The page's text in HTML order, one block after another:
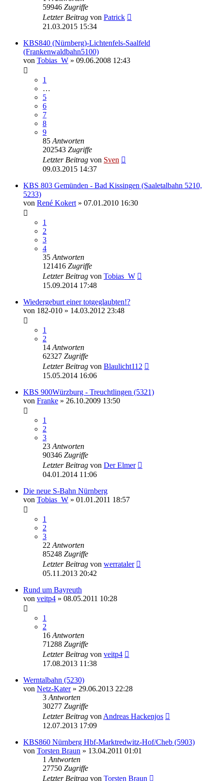
59946 Zugriffe
Letzter Beitrag von Patrick
21.03.2015 15:34
KBS840 (Nürnberg)-Lichtenfels-Saalfeld
(Frankenwaldbahn5100)
von Tobias_W » 09.06.2008 12:43
1
…
5
6
7
8
9
85 Antworten
202543 Zugriffe
Letzter Beitrag von Sven
09.03.2015 14:37
KBS 803 Gemünden - Bad Kissingen (Saaletalbahn 5210,
5233)
von René Kokert » 07.01.2010 16:30
1
2
3
4
35 Antworten
121416 Zugriffe
Letzter Beitrag von Tobias_W
15.09.2014 17:48
Wiedergeburt einer totgeglaubten!?
von 182-010 » 14.03.2012 23:48
1
2
14 Antworten
62327 Zugriffe
Letzter Beitrag von Blaulicht112
15.05.2014 16:06
KBS 900Würzburg - Treuchtlingen (5321)
von Franke » 26.10.2009 13:50
1
2
3
23 Antworten
90346 Zugriffe
Letzter Beitrag von Der Elmer
04.01.2014 11:06
Die neue S-Bahn Nürnberg
von Tobias_W » 01.01.2011 18:57
1
2
3
22 Antworten
85248 Zugriffe
Letzter Beitrag von werrataler
05.11.2013 20:42
Rund um Bayreuth
von veitp4 » 08.05.2011 10:28
1
2
16 Antworten
71288 Zugriffe
Letzter Beitrag von veitp4
17.08.2013 11:38
Werntalbahn (5230)
von Netz-Kater» 29.06.2013 22:28
3 Antworten
30277 Zugriffe
Letzter Beitrag von Andreas Hackenjos
12.07.2013 17:09
KBS860 Nürnberg Hbf-Marktredwitz-Hof/Cheb (5903)
von Torsten Braun » 13.04.2011 01:01
1 Antworten
27750 Zugriffe
Letzter Beitrag von Torsten Braun